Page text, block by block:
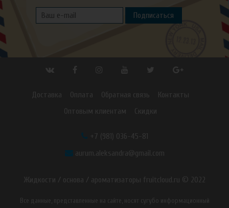
Подписаться
Доставка Оплата Обратная связь
Контакты
Оптовым клиентам
Скидки
+7 (981) 036-45-81
aurum.aleksandra@gmail.com
Жидкости / основа / ароматизаторы fruitcloud.ru © 2022
Все данные, представленные на сайте, носят сугубо информационный